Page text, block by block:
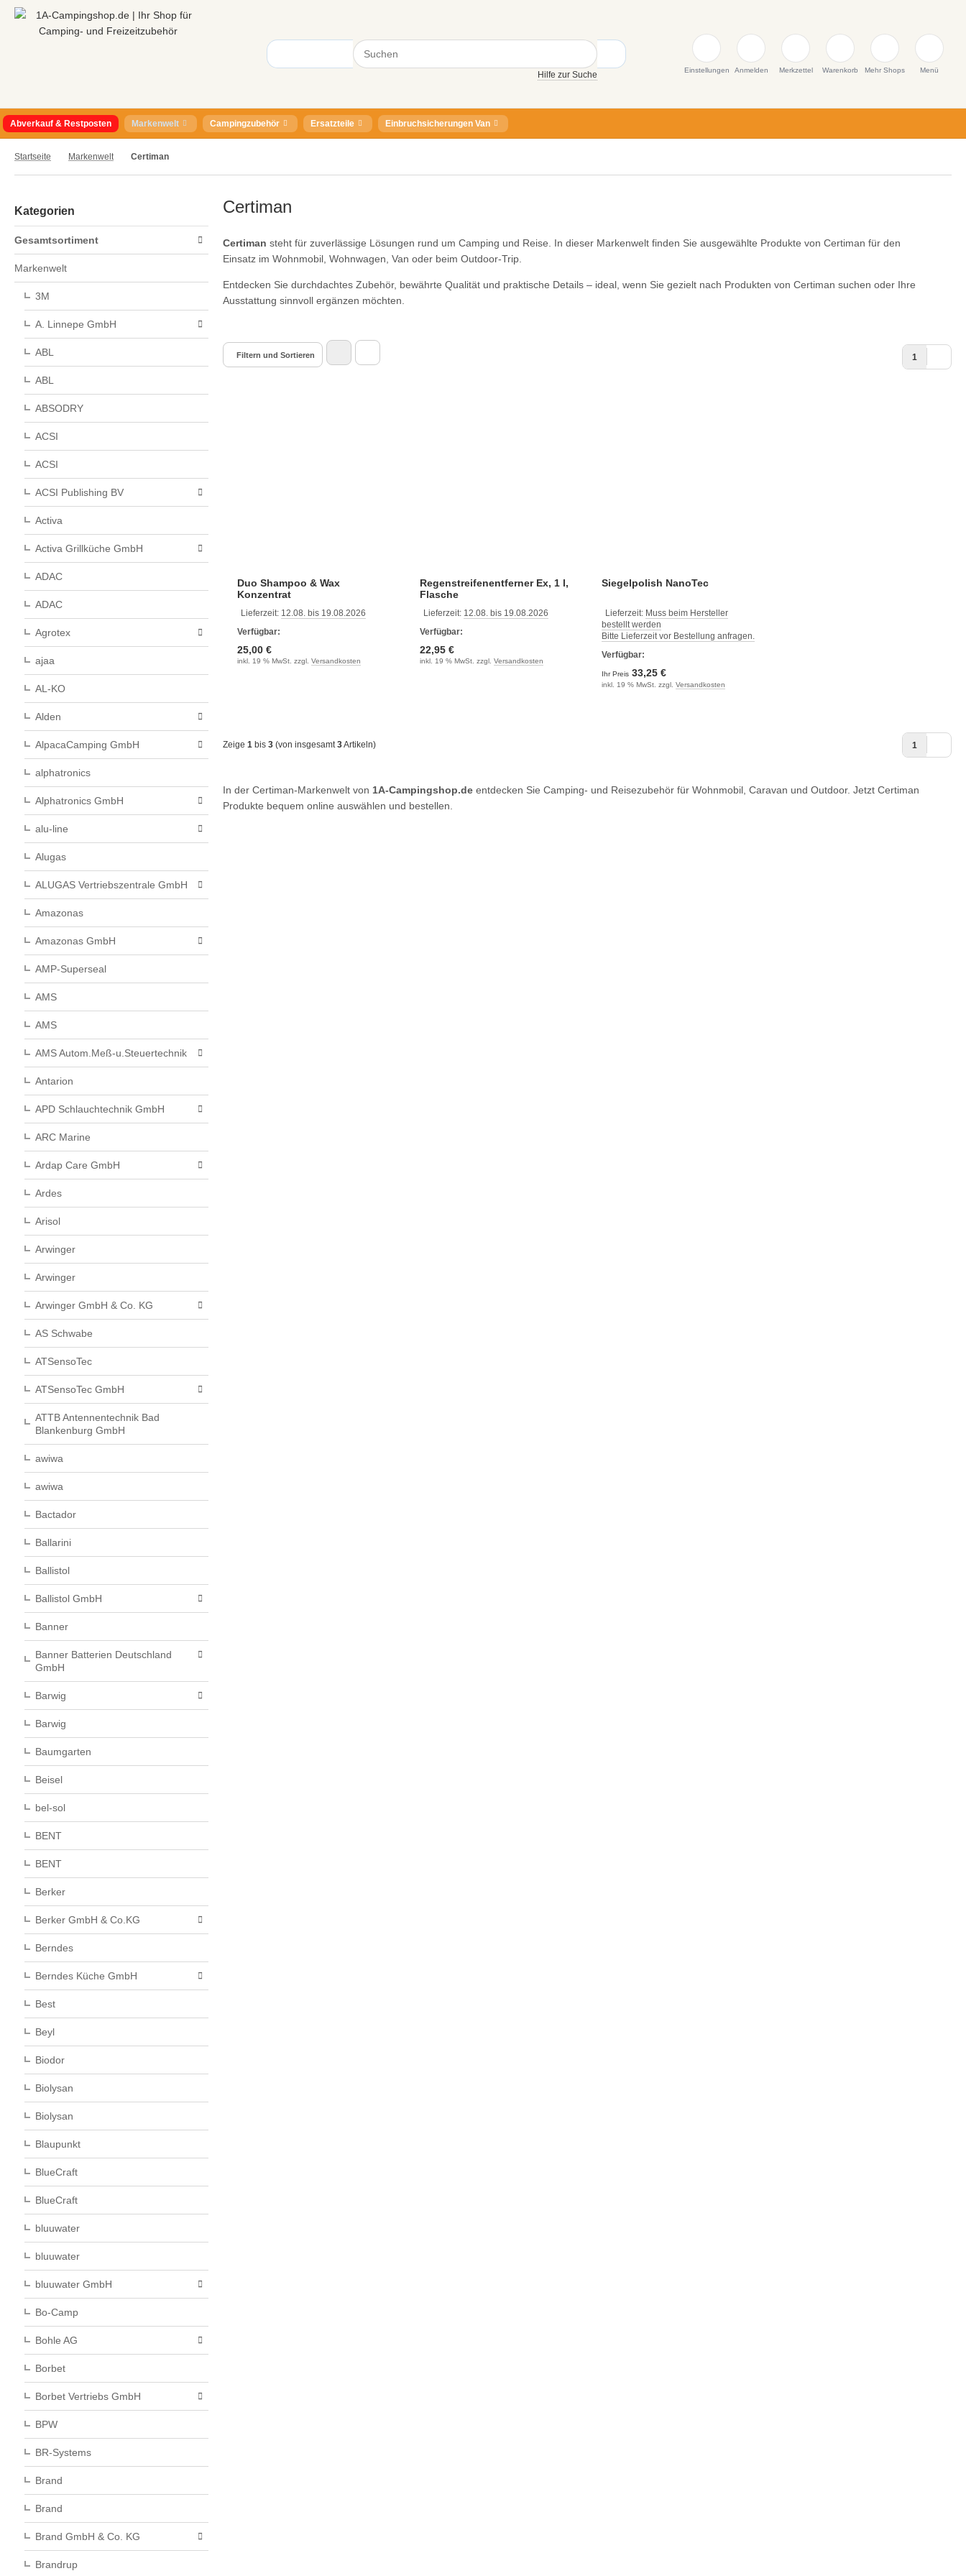
Hilfe zur Suche Einstellungen Anmelden Merkzettel Warenkorb Mehr Shops Menü
Abverkauf & Restposten Markenwelt Campingzubehör Ersatzteile Einbruchsicherungen Van
Startseite Markenwelt Certiman
Kategorien
Gesamtsortiment
Markenwelt
3M
A. Linnepe GmbH
ABL
ABL
ABSODRY
ACSI
ACSI
ACSI Publishing BV
Activa
Activa Grillküche GmbH
ADAC
ADAC
Agrotex
ajaa
AL-KO
Alden
AlpacaCamping GmbH
alphatronics
Alphatronics GmbH
alu-line
Alugas
ALUGAS Vertriebszentrale GmbH
Amazonas
Amazonas GmbH
AMP-Superseal
AMS
AMS
AMS Autom.Meß-u.Steuertechnik
Antarion
APD Schlauchtechnik GmbH
ARC Marine
Ardap Care GmbH
Ardes
Arisol
Arwinger
Arwinger
Arwinger GmbH & Co. KG
AS Schwabe
ATSensoTec
ATSensoTec GmbH
ATTB Antennentechnik Bad
Blankenburg GmbH
awiwa
awiwa
Bactador
Ballarini
Ballistol
Ballistol GmbH
Banner
Banner Batterien Deutschland
GmbH
Barwig
Barwig
Baumgarten
Beisel
bel-sol
BENT
BENT
Berker
Berker GmbH & Co.KG
Berndes
Berndes Küche GmbH
Best
Beyl
Biodor
Biolysan
Biolysan
Blaupunkt
BlueCraft
BlueCraft
bluuwater
bluuwater
bluuwater GmbH
Bo-Camp
Bohle AG
Borbet
Borbet Vertriebs GmbH
BPW
BR-Systems
Brand
Brand
Brand GmbH & Co. KG
Brandrup
Certiman
Certiman steht für zuverlässige Lösungen rund um Camping und Reise. In dieser Markenwelt finden Sie ausgewählte Produkte von Certiman für den
Einsatz im Wohnmobil, Wohnwagen, Van oder beim Outdoor-Trip.
Entdecken Sie durchdachtes Zubehör, bewährte Qualität und praktische Details – ideal, wenn Sie gezielt nach Produkten von Certiman suchen oder Ihre
Ausstattung sinnvoll ergänzen möchten.
Filtern und Sortieren 1
Duo Shampoo & Wax
Konzentrat
Lieferzeit: 12.08. bis 19.08.2026
Verfügbar:
25,00 €
inkl. 19 % MwSt. zzgl. Versandkosten
Regenstreifenentferner Ex, 1 l,
Flasche
Lieferzeit: 12.08. bis 19.08.2026
Verfügbar:
22,95 €
inkl. 19 % MwSt. zzgl. Versandkosten
Siegelpolish NanoTec
Lieferzeit: Muss beim Hersteller
bestellt werden
Bitte Lieferzeit vor Bestellung anfragen.
Verfügbar:
Ihr Preis 33,25 €
inkl. 19 % MwSt. zzgl. Versandkosten
Zeige 1 bis 3 (von insgesamt3Artikeln) 1
In der Certiman-Markenwelt von 1A-Campingshop.de entdecken Sie Camping- und Reisezubehör für Wohnmobil, Caravan und Outdoor. Jetzt Certiman
Produkte bequem online auswählen und bestellen.